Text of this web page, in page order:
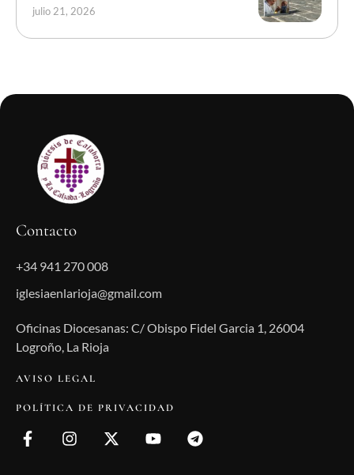
julio 21, 2026
Contacto
+34 941 270 008
iglesiaenlarioja@gmail.com
Oficinas Diocesanas: C/ Obispo Fidel Garcia 1, 26004
Logroño, La Rioja
AVISO LEGAL
POLÍTICA DE PRIVACIDAD